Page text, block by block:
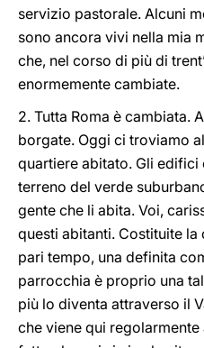
servizio pastorale. Alcuni
sono ancora vivi nella mia
che, nel corso di più di
enormemente cambiate.
2. Tutta Roma è cambiata.
borgate. Oggi ci troviamo
quartiere abitato. Gli
terreno del verde
gente che li abita. Voi,
questi abitanti. Costituite la
pari tempo, una definita
parrocchia è proprio una
più lo diventa attraverso il
che viene qui